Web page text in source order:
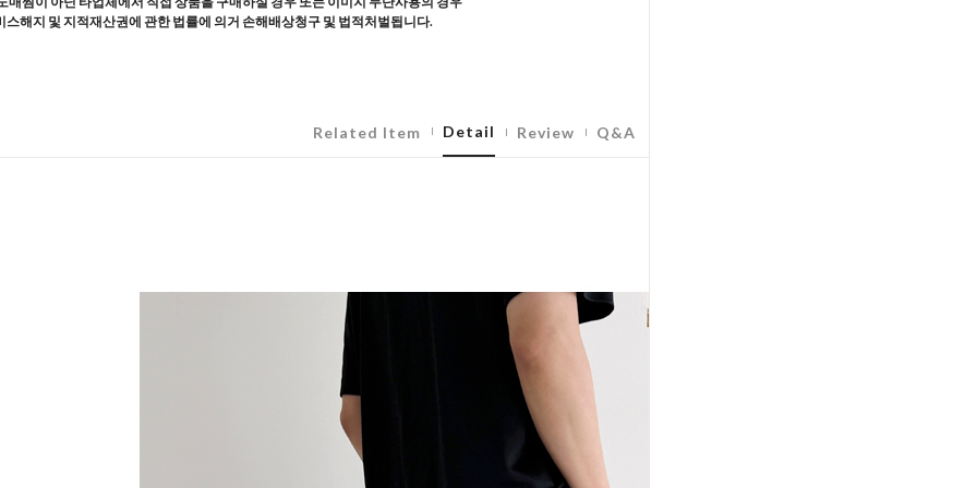
해지 및 지적재산권에 관한 법률에 의거 손해배상청구 및 법적처벌됩니다.
Related Item Detail Review Q&A